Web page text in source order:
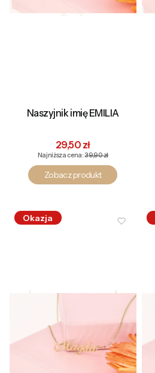
Naszyjnik imię EMILIA
Cena promocyjna
29,50 zł
Najniższa cena:39,90 zł
Zobacz produkt
Okazja